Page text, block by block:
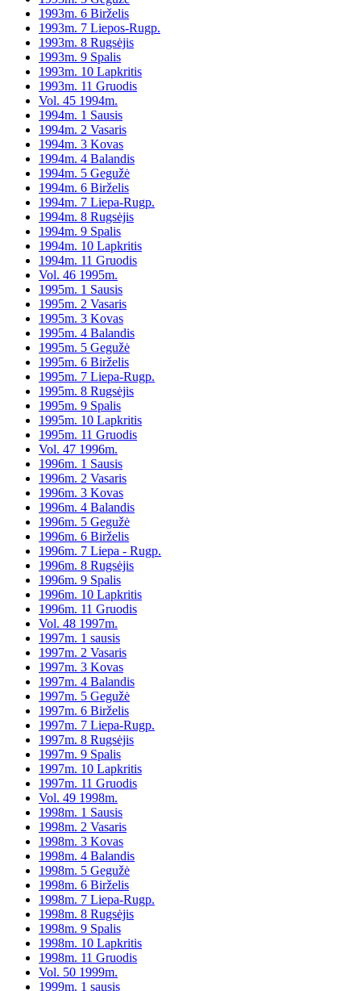
1993m. 6 Birželis
1993m. 7 Liepos-Rugp.
1993m. 8 Rugsėjis
1993m. 9 Spalis
1993m. 10 Lapkritis
1993m. 11 Gruodis
Vol. 45 1994m.
1994m. 1 Sausis
1994m. 2 Vasaris
1994m. 3 Kovas
1994m. 4 Balandis
1994m. 5 Gegužė
1994m. 6 Birželis
1994m. 7 Liepa-Rugp.
1994m. 8 Rugsėjis
1994m. 9 Spalis
1994m. 10 Lapkritis
1994m. 11 Gruodis
Vol. 46 1995m.
1995m. 1 Sausis
1995m. 2 Vasaris
1995m. 3 Kovas
1995m. 4 Balandis
1995m. 5 Gegužė
1995m. 6 Birželis
1995m. 7 Liepa-Rugp.
1995m. 8 Rugsėjis
1995m. 9 Spalis
1995m. 10 Lapkritis
1995m. 11 Gruodis
Vol. 47 1996m.
1996m. 1 Sausis
1996m. 2 Vasaris
1996m. 3 Kovas
1996m. 4 Balandis
1996m. 5 Gegužė
1996m. 6 Birželis
1996m. 7 Liepa - Rugp.
1996m. 8 Rugsėjis
1996m. 9 Spalis
1996m. 10 Lapkritis
1996m. 11 Gruodis
Vol. 48 1997m.
1997m. 1 sausis
1997m. 2 Vasaris
1997m. 3 Kovas
1997m. 4 Balandis
1997m. 5 Gegužė
1997m. 6 Birželis
1997m. 7 Liepa-Rugp.
1997m. 8 Rugsėjis
1997m. 9 Spalis
1997m. 10 Lapkritis
1997m. 11 Gruodis
Vol. 49 1998m.
1998m. 1 Sausis
1998m. 2 Vasaris
1998m. 3 Kovas
1998m. 4 Balandis
1998m. 5 Gegužė
1998m. 6 Birželis
1998m. 7 Liepa-Rugp.
1998m. 8 Rugsėjis
1998m. 9 Spalis
1998m. 10 Lapkritis
1998m. 11 Gruodis
Vol. 50 1999m.
1999m. 1 sausis